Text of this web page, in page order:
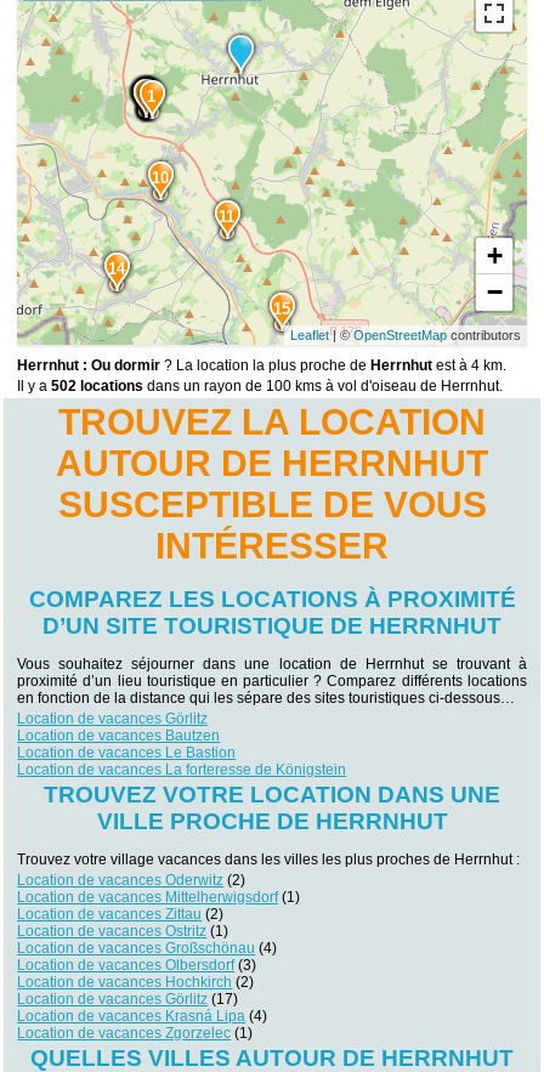
15
14
11
10
9
8
7
6
5
4
3
21
+
−
Leaflet| ©OpenStreetMapcontributors
Herrnhut : Ou dormir ? La location la plus proche de Herrnhut est à 4 km.
Il y a502 locations dans un rayon de 100 kms à vol d'oiseau de Herrnhut.
TROUVEZ LA LOCATION
AUTOUR DE HERRNHUT
SUSCEPTIBLE DE VOUS
INTÉRESSER
COMPAREZ LES LOCATIONS À PROXIMITÉ
D’UN SITE TOURISTIQUE DE HERRNHUT
Vous souhaitez séjourner dans une location de Herrnhut se trouvant à
proximité d’un lieu touristique en particulier ? Comparez différents locations
en fonction de la distance qui les sépare des sites touristiques ci-dessous…
Location de vacances Görlitz
Location de vacances Bautzen
Location de vacances Le Bastion
Location de vacances La forteresse de Königstein
TROUVEZ VOTRE LOCATION DANS UNE
VILLE PROCHE DE HERRNHUT
Trouvez votre village vacances dans les villes les plus proches de Herrnhut :
Location de vacances Oderwitz (2)
Location de vacances Mittelherwigsdorf(1)
Location de vacances Zittau (2)
Location de vacances Ostritz (1)
Location de vacances Großschönau (4)
Location de vacances Olbersdorf(3)
Location de vacances Hochkirch (2)
Location de vacances Görlitz (17)
Location de vacances Krasná Lipa (4)
Location de vacances Zgorzelec (1)
QUELLES VILLES AUTOUR DE HERRNHUT